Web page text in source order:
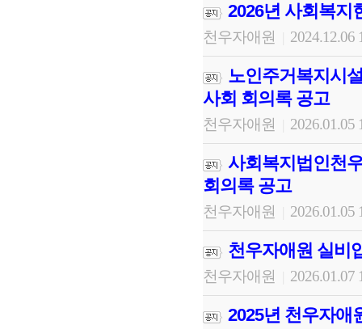
2026년 사회복지
천우자애원 2024.12.06
노인주거복지시
사회 회의록 공고
천우자애원 2026.01.05
사회복지법인천
회의록 공고
천우자애원 2026.01.05
천우자애원 실비
천우자애원 2026.01.07
2025년 천우자애